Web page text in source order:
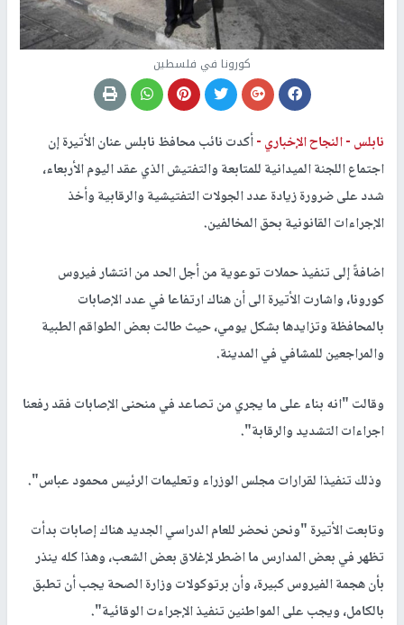
كورونا في فلسطين
نابلس -النجاح الإخباري -أكدت نائب محافظ نابلس عنان الأتيرة إن
اجتماع اللجنة الميدانية للمتابعة والتفتيش الذي عقد اليوم الأربعاء،
شدد على ضرورة زيادة عدد الجولات التفتيشية والرقابية وأخذ
الإجراءات القانونية بحق المخالفين.
اضافةً إلى تنفيذ حملات توعوية من أجل الحد من انتشار فيروس
كورونا، واشارت الأتيرة الى أن هناك ارتفاعا في عدد الإصابات
بالمحافظة وتزايدها بشكل يومي، حيث طالت بعض الطواقم الطبية
والمراجعين للمشافي في المدينة.
وقالت "انه بناء على ما يجري من تصاعد في منحنى الإصابات فقد رفعنا
اجراءات التشديد والرقابة".
وذلك تنفيذا لقرارات مجلس الوزراء وتعليمات الرئيس محمود عباس".
وتابعت الأتيرة "ونحن نحضر للعام الدراسي الجديد هناك إصابات بدأت
تظهر في بعض المدارس ما اضطر لإغلاق بعض الشعب، وهذا كله ينذر
بأن هجمة الفيروس كبيرة، وأن برتوكولات وزارة الصحة يجب أن تطبق
بالكامل، ويجب على المواطنين تنفيذ الإجراءت الوقائية".